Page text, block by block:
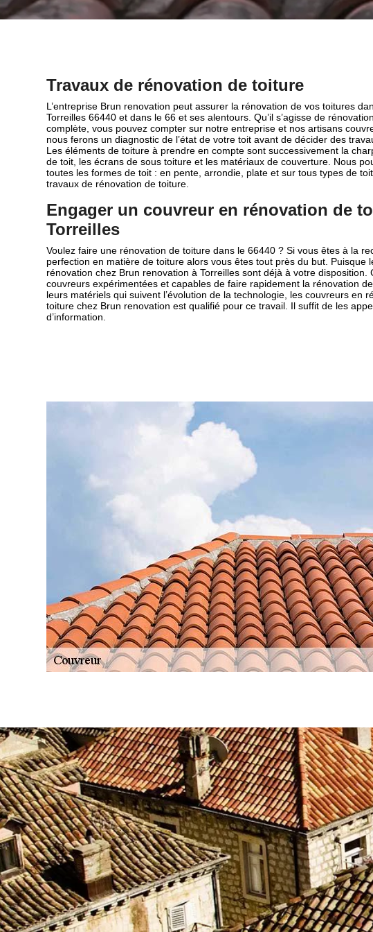
Travaux de rénovation de toiture
L’entreprise Brun renovation peut assurer la rénovation de vos toitures
Torreilles 66440 et dans le 66 et ses alentours. Qu’il s’agisse de
complète, vous pouvez compter sur notre entreprise et nos artisans
nous ferons un diagnostic de l’état de votre toit avant de décider des
Les éléments de toiture à prendre en compte sont successivement la
de toit, les écrans de sous toiture et les matériaux de couverture. Nous
toutes les formes de toit : en pente, arrondie, plate et sur tous types de
travaux de rénovation de toiture.
Engager un couvreur en rénovation de
Torreilles
Voulez faire une rénovation de toiture dans le 66440 ? Si vous êtes à la
perfection en matière de toiture alors vous êtes tout près du but. Puisque
rénovation chez Brun renovation à Torreilles sont déjà à votre disposition.
couvreurs expérimentées et capables de faire rapidement la rénovation
leurs matériels qui suivent l’évolution de la technologie, les couvreurs en
toiture chez Brun renovation est qualifié pour ce travail. Il suffit de les
d’information.